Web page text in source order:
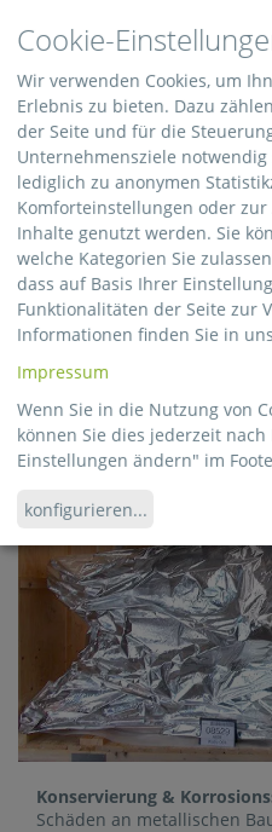
Wir konfektionieren die Folie
Ihr Packstück fachmännisch
Konservierung &
Schäden an metallischen
Cookie-
Wir verwenden Cookies, um
Erlebnis zu bieten. Dazu
der Seite und für die
Unternehmensziele
lediglich zu anonymen
Komforteinstellungen oder
Inhalte genutzt werden. Sie
welche Kategorien Sie
dass auf Basis Ihrer
Funktionalitäten der Seite zur
Informationen finden Sie in
Impressum
Wenn Sie in die Nutzung von
können Sie dies jederzeit
Einstellungen ändern" im
konfigurieren...